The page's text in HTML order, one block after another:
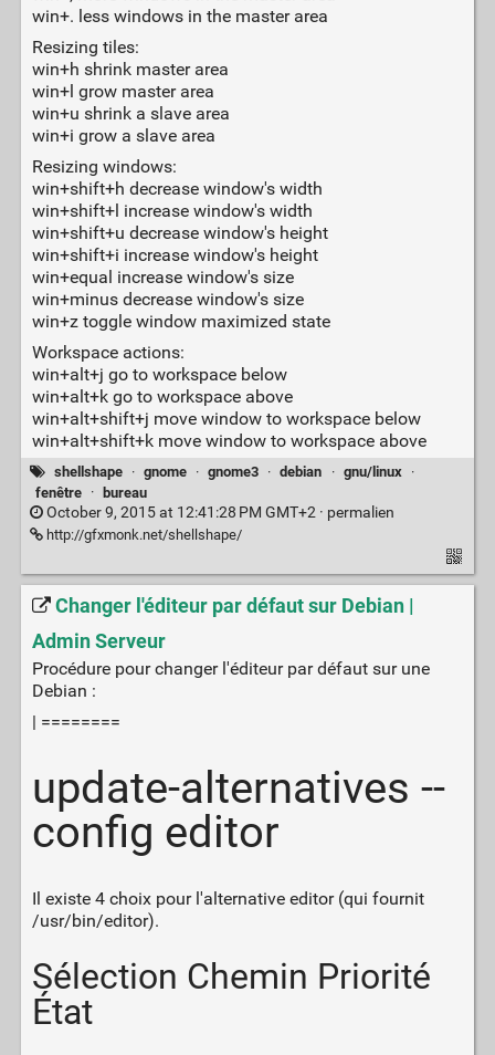
win+. less windows in the master area
Resizing tiles:
win+h shrink master area
win+l grow master area
win+u shrink a slave area
win+i grow a slave area
Resizing windows:
win+shift+h decrease window's width
win+shift+l increase window's width
win+shift+u decrease window's height
win+shift+i increase window's height
win+equal increase window's size
win+minus decrease window's size
win+z toggle window maximized state
Workspace actions:
win+alt+j go to workspace below
win+alt+k go to workspace above
win+alt+shift+j move window to workspace below
win+alt+shift+k move window to workspace above
shellshape · gnome · gnome3 · debian · gnu/linux
·
fenêtre
· bureau
October 9, 2015 at 12:41:28 PM GMT+2 · permalien
http://gfxmonk.net/shellshape/
Changer l'éditeur par défaut sur Debian |
Admin Serveur
Procédure pour changer l'éditeur par défaut sur une
Debian :
| ========
update-alternatives --
config editor
Il existe 4 choix pour l'alternative editor (qui fournit
/usr/bin/editor).
Sélection Chemin Priorité
État